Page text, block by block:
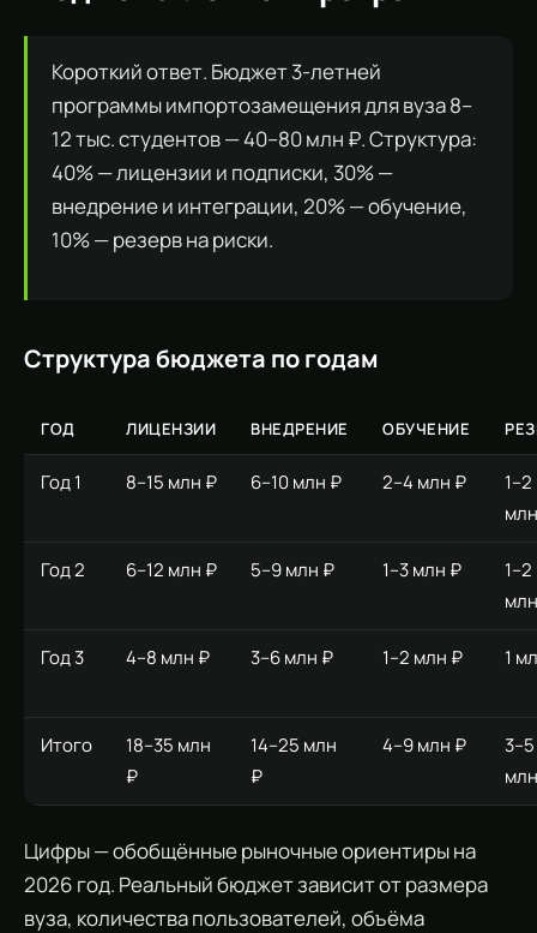
Короткий ответ. Бюджет 3-летней
программы импортозамещения для вуза 8–
12 тыс. студентов — 40–80 млн ₽. Структура:
40% — лицензии и подписки, 30% —
внедрение и интеграции, 20% — обучение,
10% — резерв на риски.
Структура бюджета по годам
ГОД ЛИЦЕНЗИИ ВНЕДРЕНИЕ ОБУЧЕНИЕ
Год 1 8–15 млн ₽ 6–10 млн ₽ 2–4 млн ₽
1–2
Год 2 6–12 млн ₽ 5–9 млн ₽ 1–3 млн ₽
1–2
Год 3 4–8 млн ₽ 3–6 млн ₽ 1–2 млн ₽ 1
Итого
18–35 млн
₽
14–25 млн
₽
4–9 млн ₽
3–5
Цифры — обобщённые рыночные ориентиры на
2026 год. Реальный бюджет зависит от размера
вуза, количества пользователей, объёма